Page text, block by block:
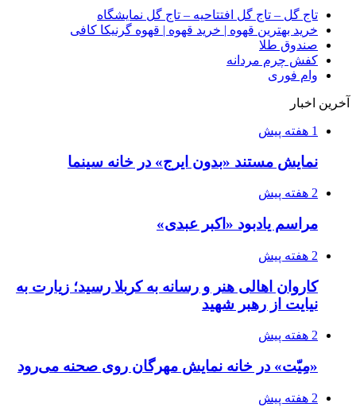
تاج گل – تاج گل افتتاحیه – تاج گل نمایشگاه
خرید بهترین قهوه | خرید قهوه | قهوه گرنیکا کافی
صندوق طلا
کفش چرم مردانه
وام فوری
آخرین اخبار
1 هفته پیش
نمایش مستند «بدون ایرج» در خانه سینما
2 هفته پیش
مراسم یادبود «اکبر عبدی»
2 هفته پیش
کاروان اهالی هنر و رسانه به کربلا رسید؛ زیارت به
نیایت از رهبر شهید
2 هفته پیش
«مِیّت» در خانه نمایش مهرگان روی صحنه می‌رود
2 هفته پیش